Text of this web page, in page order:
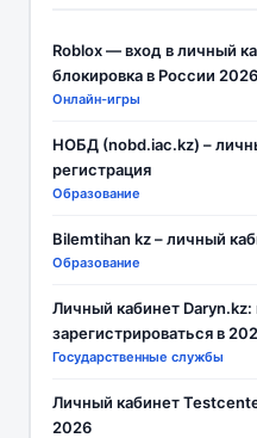
Roblox — вход в личный
блокировка в России 2026
Онлайн-игры
НОБД (nobd.iac.kz) –
регистрация
Образование
Bilemtihan kz – личный
Образование
Личный кабинет Daryn.kz:
зарегистрироваться в
Государственные службы
Личный кабинет
2026